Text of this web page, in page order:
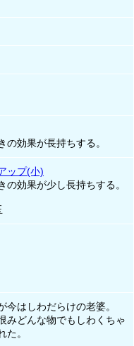
の効果が長持ちする。
ップ(小)
の効果が少し長持ちする。
はしわだらけの老婆。
みどんな物でもしわくちゃ
た。